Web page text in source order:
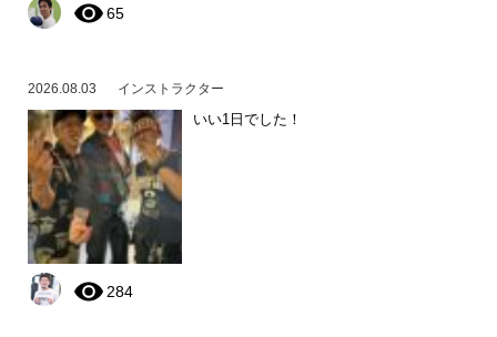
65
2026.08.03 インストラクター
いい1日でした！
284